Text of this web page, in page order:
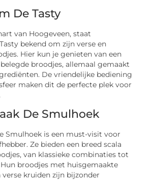
De Tasty
van Hoogeveen, staat
bekend om zijn verse en
Hier kun je genieten van een
broodjes, allemaal gemaakt
De vriendelijke bediening
maken dit de perfecte plek voor
De Smulhoek
Smulhoek is een must-visit voor
Ze bieden een breed scala
van klassieke combinaties tot
broodjes met huisgemaakte
kruiden zijn bijzonder